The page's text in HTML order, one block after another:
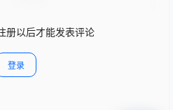
册以后才能发表评论
登录